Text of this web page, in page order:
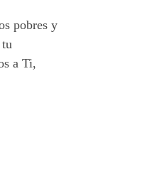
pobres y
tu
a Ti,